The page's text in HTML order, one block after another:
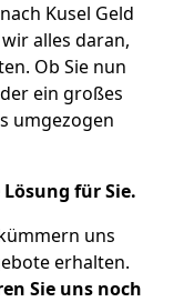
Kusel Geld
alles daran,
Ob Sie nun
ein großes
umgezogen
für Sie.
uns
erhalten.
Sie uns noch